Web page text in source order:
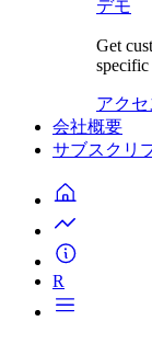
デモ
Get
specific
アク
会社概要
サブスクリ
R